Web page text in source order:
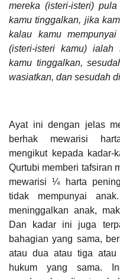
mereka (isteri-isteri)
kamu tinggalkan, jika
kalau kamu
(isteri-isteri kamu)
kamu tinggalkan,
wasiatkan, dan sesudah
Ayat ini dengan jelas
berhak mewarisi
mengikut kepada kadar-
Qurtubi memberi tafsiran
mewarisi ¼ harta
tidak mempunyai
meninggalkan anak,
Dan kadar ini juga
bahagian yang sama,
atau dua atau tiga atau
hukum yang sama.